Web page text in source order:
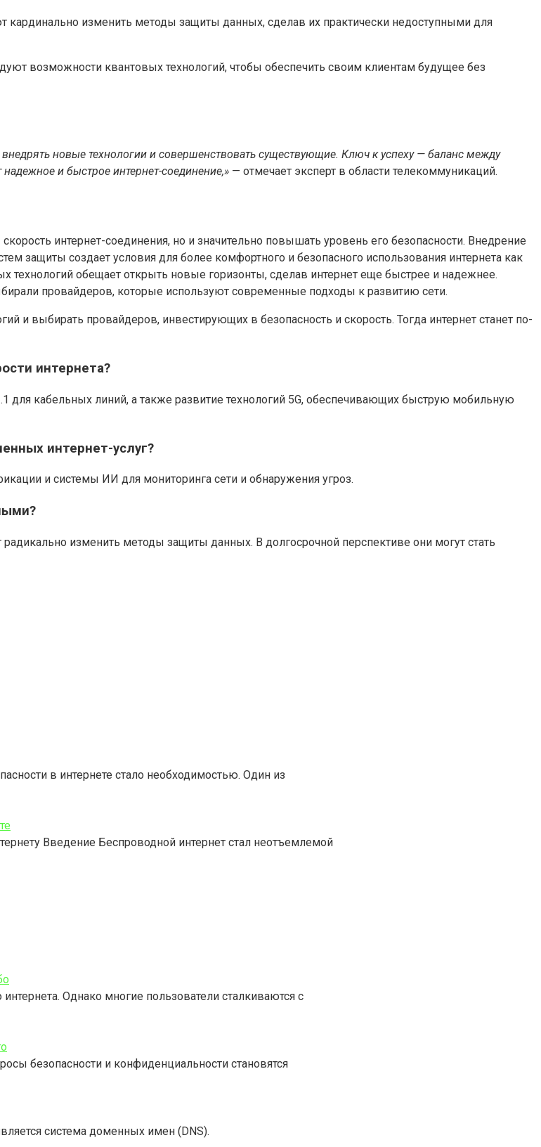
кардинально изменить методы защиты данных, сделав их практически недоступными для
возможности квантовых технологий, чтобы обеспечить своим клиентам будущее без
новые технологии и совершенствовать существующие. Ключ к успеху — баланс между
и быстрое интернет-соединение,» — отмечает эксперт в области телекоммуникаций.
интернет-соединения, но и значительно повышать уровень его безопасности. Внедрение
защиты создает условия для более комфортного и безопасного использования интернета как
технологий обещает открыть новые горизонты, сделав интернет еще быстрее и надежнее.
провайдеров, которые используют современные подходы к развитию сети.
и выбирать провайдеров, инвестирующих в безопасность и скорость. Тогда интернет станет по-
интернета?
для кабельных линий, а также развитие технологий 5G, обеспечивающих быструю мобильную
интернет-услуг?
и системы ИИ для мониторинга сети и обнаружения угроз.
изменить методы защиты данных. В долгосрочной перспективе они могут стать
в интернете стало необходимостью. Один из
Введение Беспроводной интернет стал неотъемлемой
Однако многие пользователи сталкиваются с
безопасности и конфиденциальности становятся
система доменных имен (DNS).